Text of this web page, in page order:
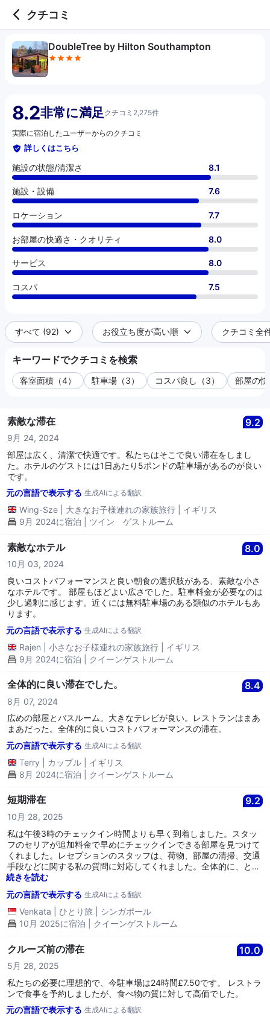
クチコミ
DoubleTree by Hilton Southampton
8.2非常に満足 クチコミ2,275件
実際に宿泊したユーザーからのクチコミ
詳しくはこちら
施設の状態/清潔さ 8.1
施設・設備 7.6
ロケーション 7.7
お部屋の快適さ・クオリティ 8.0
サービス 8.0
コスパ 7.5
すべて (92) お役立ち度が高い順 クチコミ全
キーワードでクチコミを検索
客室面積（4） 駐車場（3） コスパ良し（3） 部屋の
素敵な滞在 9.2
9月 24, 2024
部屋は広く、清潔で快適です。私たちはそこで良い滞在をしまし
た。ホテルのゲストには1日あたり5ポンドの駐車場があるのが良い
です。
元の言語で表示する 生成AIによる翻訳
Wing-Sze 大きなお子様連れの家族旅行
イギリス
9月 2024に宿泊 | ツイン ゲストルーム
素敵なホテル 8.0
10月 03, 2024
良いコストパフォーマンスと良い朝食の選択肢がある、素敵な小さ
なホテルです。 部屋もほどよい広さでした。駐車料金が必要なのは
少し過剰に感じます。近くには無料駐車場のある類似のホテルもあ
ります。
元の言語で表示する 生成AIによる翻訳
Rajen 小さなお子様連れの家族旅行
イギリス
9月 2024に宿泊 | クイーンゲストルーム
全体的に良い滞在でした。 8.4
8月 07, 2024
広めの部屋とバスルーム。大きなテレビが良い。レストランはまあ
まあだった。全体的に良いコストパフォーマンスの滞在。
元の言語で表示する 生成AIによる翻訳
Terry カップル
イギリス
8月 2024に宿泊 | クイーンゲストルーム
短期滞在 9.2
10月 28, 2025
私は午後3時のチェックイン時間よりも早く到着しました。スタッ
フのセリアが追加料金で早めにチェックインできる部屋を見つけて
くれました。レセプションのスタッフは、荷物、部屋の清掃、交通
手段などに関する私の質問に対応してくれました。全体的に、とて
も快適な滞在でした。
続きを読む
元の言語で表示する 生成AIによる翻訳
Venkata ひとり旅
シンガポール
10月 2025に宿泊 | クイーンゲストルーム
クルーズ前の滞在 10.0
5月 28, 2025
私たちの必要に理想的で、今駐車場は24時間£7.50です。 レストラ
ンで食事を予約しましたが、食べ物の質に対して高価でした。
元の言語で表示する 生成AIによる翻訳